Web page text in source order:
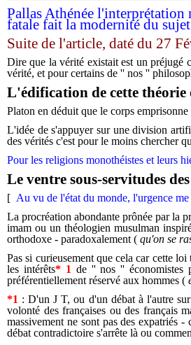
Pallas Athénée
fatale fait la modernité du sujet
Suite de l'article, daté du 27
Dire que la vérité existait est un préjugé
vérité, et pour certains de '' nos ''
L'édification de cette théorie
Platon en déduit que le corps
L'idée de s'appuyer sur une division
des vérités c'est pour le moins chercher
Pour les religions monothéistes et leurs
Le ventre sous-servitudes
[ Au vu de l'état du monde, l'urgence
La procréation abondante prônée par la
imam ou un théologien musulman
orthodoxe - paradoxalement ( qu'on se
Pas si curieusement que cela car cette
les intérêts* 1 de '' nos '' économistes
préférentiellement réservé aux hommes (
*1 : D'un J T, ou d'un débat à l'autre
volonté des françaises ou des français
massivement ne sont pas des expatriés
débat contradictoire s'arrête là ou